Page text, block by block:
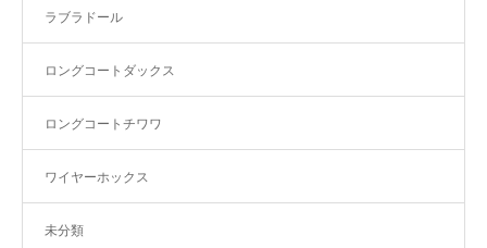
ラブラドール
ロングコートダックス
ロングコートチワワ
ワイヤーホックス
未分類